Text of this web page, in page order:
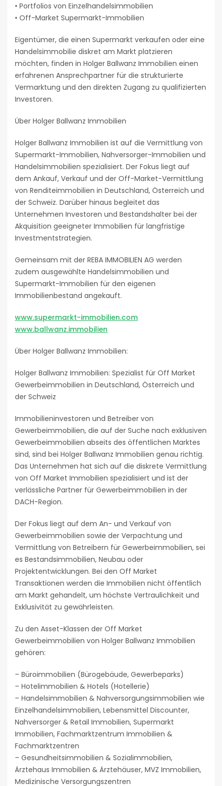
• Portfolios von Einzelhandelsimmobilien
• Off-Market Supermarkt-Immobilien
Eigentümer, die einen Supermarkt verkaufen oder eine
Handelsimmobilie diskret am Markt platzieren
möchten, finden in Holger Ballwanz Immobilien einen
erfahrenen Ansprechpartner für die strukturierte
Vermarktung und den direkten Zugang zu qualifizierten
Investoren.
Über Holger Ballwanz Immobilien
Holger Ballwanz Immobilien ist auf die Vermittlung von
Supermarkt-Immobilien, Nahversorger-Immobilien und
Handelsimmobilien spezialisiert. Der Fokus liegt auf
dem Ankauf, Verkauf und der Off-Market-Vermittlung
von Renditeimmobilien in Deutschland, Österreich und
der Schweiz. Darüber hinaus begleitet das
Unternehmen Investoren und Bestandshalter bei der
Akquisition geeigneter Immobilien für langfristige
Investmentstrategien.
Gemeinsam mit der REBA IMMOBILIEN AG werden
zudem ausgewählte Handelsimmobilien und
Supermarkt-Immobilien für den eigenen
Immobilienbestand angekauft.
www.supermarkt-immobilien.com
www.ballwanz.immobilien
Über Holger Ballwanz Immobilien:
Holger Ballwanz Immobilien: Spezialist für Off Market
Gewerbeimmobilien in Deutschland, Österreich und
der Schweiz
Immobilieninvestoren und Betreiber von
Gewerbeimmobilien, die auf der Suche nach exklusiven
Gewerbeimmobilien abseits des öffentlichen Marktes
sind, sind bei Holger Ballwanz Immobilien genau richtig.
Das Unternehmen hat sich auf die diskrete Vermittlung
von Off Market Immobilien spezialisiert und ist der
verlässliche Partner für Gewerbeimmobilien in der
DACH-Region.
Der Fokus liegt auf dem An- und Verkauf von
Gewerbeimmobilien sowie der Verpachtung und
Vermittlung von Betreibern für Gewerbeimmobilien, sei
es Bestandsimmobilien, Neubau oder
Projektentwicklungen. Bei den Off Market
Transaktionen werden die Immobilien nicht öffentlich
am Markt gehandelt, um höchste Vertraulichkeit und
Exklusivität zu gewährleisten.
Zu den Asset-Klassen der Off Market
Gewerbeimmobilien von Holger Ballwanz Immobilien
gehören:
– Büroimmobilien (Bürogebäude, Gewerbeparks)
– Hotelimmobilien & Hotels (Hotellerie)
– Handelsimmobilien & Nahversorgungsimmobilien wie
Einzelhandelsimmobilien, Lebensmittel Discounter,
Nahversorger & Retail Immobilien, Supermarkt
Immobilien, Fachmarktzentrum Immobilien &
Fachmarktzentren
– Gesundheitsimmobilien & Sozialimmobilien,
Ärztehaus Immobilien & Ärztehäuser, MVZ Immobilien,
Medizinische Versorgungszentren